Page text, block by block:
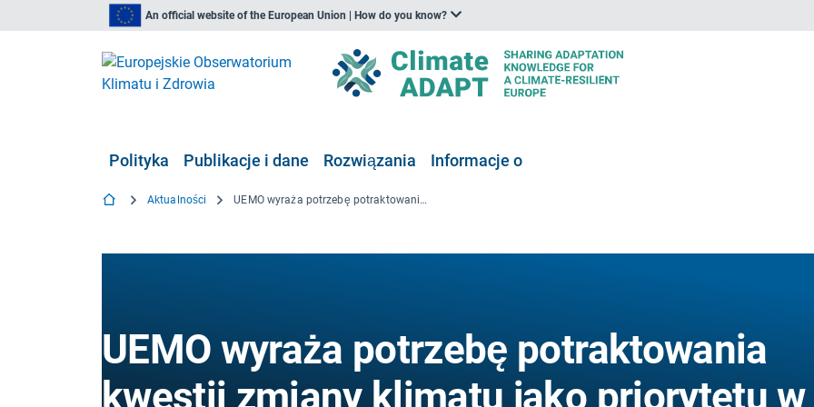
An official website of the European Union | How do you know?
Polityka Publikacje i dane Rozwiązania Informacje o
Aktualności UEMO wyraża potrzebę potraktowania kwestii zmiany klimatu jako priorytetu w dziedzinie zdrowia
UEMO wyraża potrzebę potraktowania
kwestii zmiany klimatu jako priorytetu w